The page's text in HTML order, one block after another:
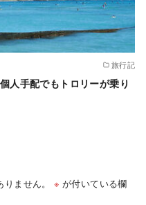
旅行記
人手配でもトロリーが乗り
ません。 ※ が付いている欄